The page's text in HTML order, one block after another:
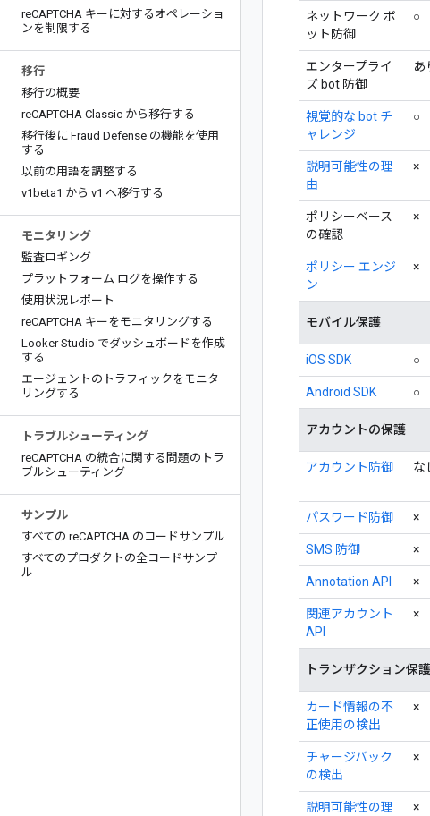
reCAPTCHA キーに対するオペレーショ
ンを制限する
移行
移行の概要
reCAPTCHA Classic から移行する
移行後に Fraud Defense の機能を使用
する
以前の用語を調整する
v1beta1 から v1 へ移行する
モニタリング
監査ロギング
プラットフォーム ログを操作する
使用状況レポート
reCAPTCHA キーをモニタリングする
Looker Studio でダッシュボードを作成
する
エージェントのトラフィックをモニタ
リングする
トラブルシューティング
reCAPTCHA の統合に関する問題のトラ
ブルシューティング
サンプル
すべての reCAPTCHA のコードサンプル
すべてのプロダクトの全コードサンプ
ル
ネットワーク ボ
ット防御
○
エンタープライ
ズ bot 防御
あ
視覚的な bot チ
ャレンジ
○
説明可能性の理
由
×
ポリシーベース
の確認
×
ポリシー エンジ
ン
×
モバイル保護
iOS SDK ○
Android SDK ○
アカウントの保護
アカウント防御 な
パスワード防御 ×
SMS 防御 ×
Annotation API ×
関連アカウント
API
×
トランザクション保護
カード情報の不
正使用の検出
×
チャージバック
の検出
×
説明可能性の理
×